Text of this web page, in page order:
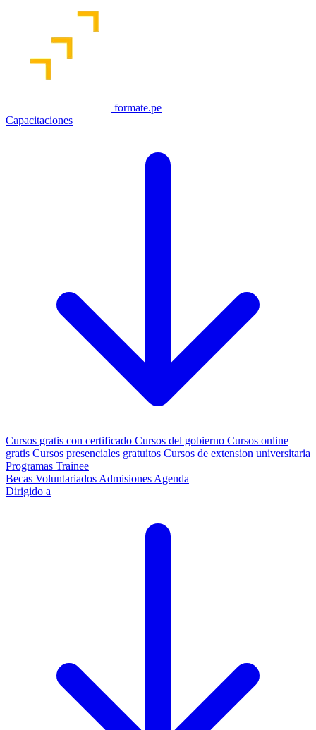
formate.pe
Capacitaciones
Cursos gratis con certificado Cursos del gobierno Cursos online
gratis Cursos presenciales gratuitos Cursos de extension universitaria
Programas Trainee
Becas Voluntariados Admisiones Agenda
Dirigido a